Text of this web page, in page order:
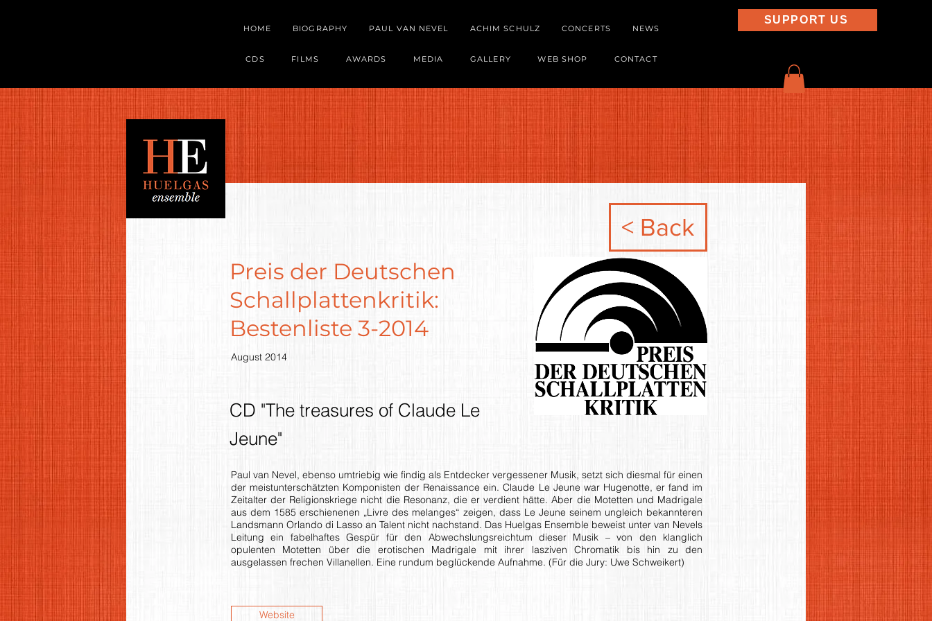
HOME BIOGRAPHY PAUL VAN NEVEL ACHIM SCHULZ CONCERTS NEWS
CDS FILMS AWARDS MEDIA GALLERY WEB SHOP CONTACT
SUPPORT US
< Back
Preis der Deutschen
Schallplattenkritik:
Bestenliste 3-2014
August 2014
CD "The treasures of Claude Le
Jeune"
Paul van Nevel, ebenso umtriebig wie findig als Entdecker vergessener Musik, setzt sich diesmal für einen
der meistunterschätzten Komponisten der Renaissance ein. Claude Le Jeune war Hugenotte, er fand im
Zeitalter der Religionskriege nicht die Resonanz, die er verdient hätte. Aber die Motetten und Madrigale
aus dem 1585 erschienenen „Livre des melanges“ zeigen, dass Le Jeune seinem ungleich bekannteren
Landsmann Orlando di Lasso an Talent nicht nachstand. Das Huelgas Ensemble beweist unter van Nevels
Leitung ein fabelhaftes Gespür für den Abwechslungsreichtum dieser Musik – von den klanglich
opulenten Motetten über die erotischen Madrigale mit ihrer lasziven Chromatik bis hin zu den
ausgelassen frechen Villanellen. Eine rundum beglückende Aufnahme. (Für die Jury: Uwe Schweikert)
Website